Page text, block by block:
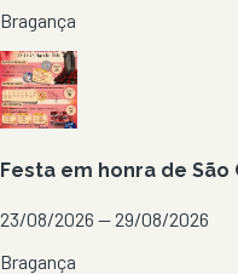
Bragança
Festa em honra de São
23/08/2026 — 29/08/2026
Bragança